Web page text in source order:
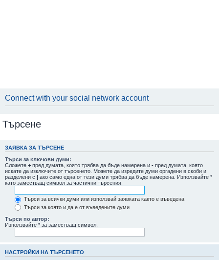
Connect with your social network account
Търсене
ЗАЯВКА ЗА ТЪРСЕНЕ
Търси за ключови думи:
Сложете + пред думата, която трябва да бъде намерена и - пред думата, която
искате да изключите от търсенето. Можете да изредите думи оргадени в скоби и
разделени с | ако само една от тези думи трябва да бъде намерена. Използвайте *
като заместващ символ за частични търсения.
Търси за всички думи или използвай заявката както е въведена
Търси за която и да е от въведените думи
Търси по автор:
Използвайте * за заместващ символ.
НАСТРОЙКИ НА ТЪРСЕНЕТО